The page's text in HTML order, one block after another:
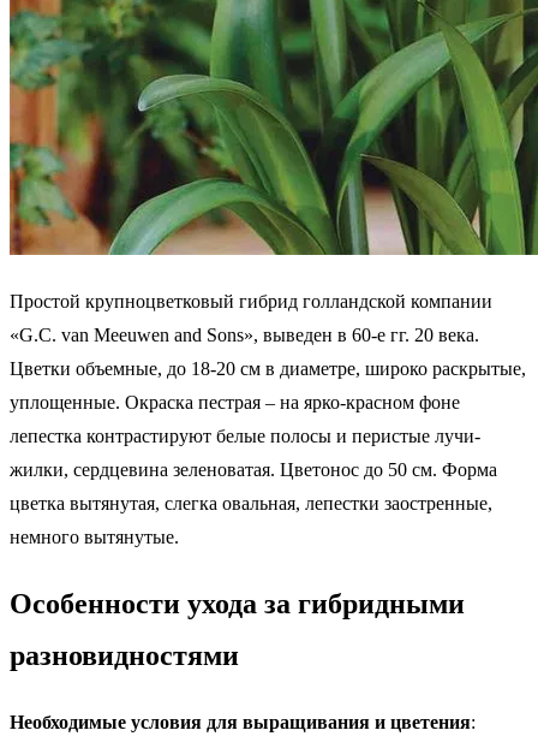
Простой крупноцветковый гибрид голландской компании
«G.C. van Meeuwen and Sons», выведен в 60-е гг. 20 века.
Цветки объемные, до 18-20 см в диаметре, широко раскрытые,
уплощенные. Окраска пестрая – на ярко-красном фоне
лепестка контрастируют белые полосы и перистые лучи-
жилки, сердцевина зеленоватая. Цветонос до 50 см. Форма
цветка вытянутая, слегка овальная, лепестки заостренные,
немного вытянутые.
Особенности ухода за гибридными
разновидностями
Необходимые условия для выращивания и цветения: